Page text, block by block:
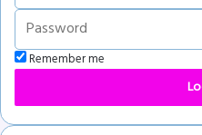
Remember me